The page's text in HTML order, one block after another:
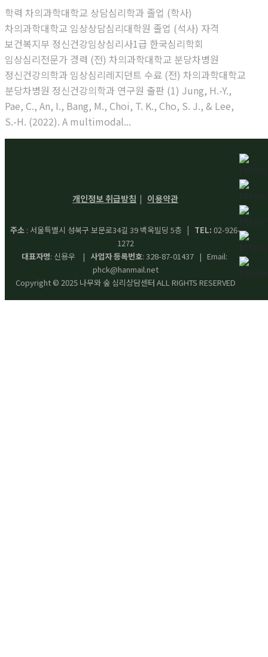
학력 차의과학대학교 상담심리학과 졸업 (학사)
차의과학대학교 임상상담심리대학원 졸업 (석사) 자격
보건복지부 정신건강임상심리사1급 한국심리학회
임상심리전문가 경력 (전) 차의과학대학교 분당차병원
정신건강의학과 임상심리레지던트 수료 (전) 차의과학대학교
분당차병원 정신건강의학과 연구원 출판 (1) Jung, H.-Y.,
Pae, C., An, I., Bang, M., Choi, T. K., Cho, S. J., & Lee,
S.-H. (2022). A multimodal...
개인정보 취급방침 이용약관
주소 : 서울특별시 성북구 보문로34길 39 백옥빌딩 5층 | TEL: 02-926-
1272
대표자명: 신용우 | 사업자 등록번호: 328-87-01437 | Email:
phck@hanmail.net
Copyright © 2025 나무와 숲 심리상담센터 ALL RIGHTS RESERVED